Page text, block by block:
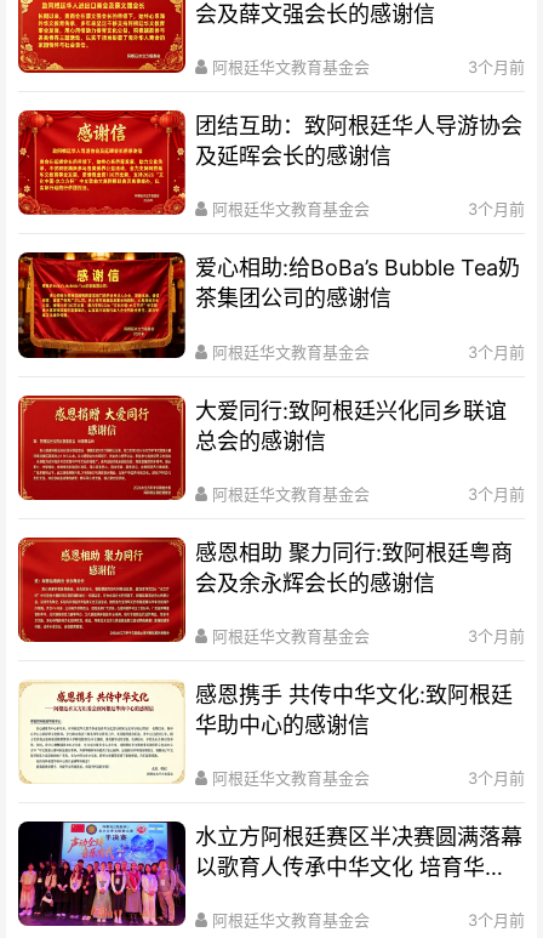
会及薛文强会长的感谢信
阿根廷华文教育基金会 3个月前
团结互助：致阿根廷华人导游协会
及延晖会长的感谢信
阿根廷华文教育基金会 3个月前
爱心相助:给BoBa’s Bubble Tea奶
茶集团公司的感谢信
阿根廷华文教育基金会 3个月前
大爱同行:致阿根廷兴化同乡联谊
总会的感谢信
阿根廷华文教育基金会 3个月前
感恩相助 聚力同行:致阿根廷粤商
会及余永辉会长的感谢信
阿根廷华文教育基金会 3个月前
感恩携手 共传中华文化:致阿根廷
华助中心的感谢信
阿根廷华文教育基金会 3个月前
水立方阿根廷赛区半决赛圆满落幕
以歌育人传承中华文化 培育华裔
阿根廷华文教育基金会 3个月前